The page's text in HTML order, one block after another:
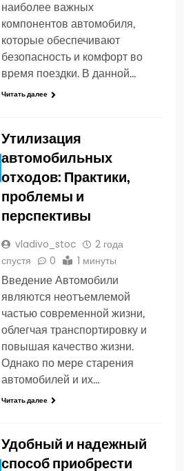
наиболее важных
компонентов автомобиля,
которые обеспечивают
безопасность и комфорт во
время поездки. В данной…
Читать далее
Утилизация
автомобильных
отходов: Практики,
проблемы и
перспективы
vladivo_stoc
2 года
спустя
0 1 минуты
Введение Автомобили
являются неотъемлемой
частью современной жизни,
облегчая транспортировку и
повышая качество жизни.
Однако по мере старения
автомобилей и их…
Читать далее
Удобный и надежный
способ приобрести